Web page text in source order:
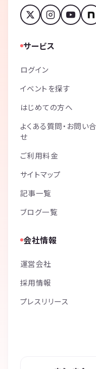
サービス
ログイン
イベントを探す
はじめての方へ
よくある質問・お問い
せ
ご利用料金
サイトマップ
記事一覧
ブログ一覧
会社情報
運営会社
採用情報
プレスリリース